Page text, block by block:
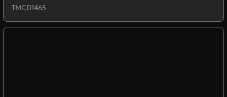
TMCD1465